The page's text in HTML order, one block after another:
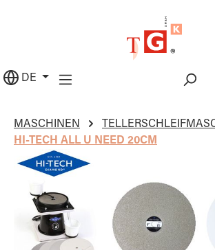
DE
MASCHINEN
HI-TECH ALL U NEED 20CM